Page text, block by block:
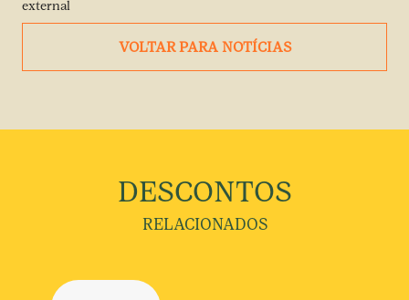
external
VOLTAR PARA NOTÍCIAS
DESCONTOS
RELACIONADOS